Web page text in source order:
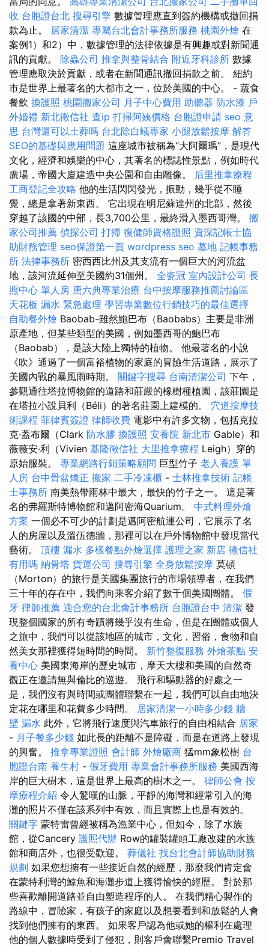
收 台胞證台北 搜尋引擎 數據管理應直到簽約機構或撤回捐
款為止。 居家清潔 專屬台北會計事務所服務 桃園外燴 在
案例1）和2）中，數據管理的法律依據是有興趣或對新聞通
訊的貢獻。 除蟲公司 推拿與整骨結合 附近牙科診所 數據
管理應取決於貢獻，或者在新聞通訊撤回捐款之前。 紐約
市是世界上最著名的大都市之一，位於美國的中心。 - 蔬食
餐飲 換護照 桃園搬家公司 月子中心費用 助聽器 防水漆 戶
外婚禮 新北徵信社 查ip 打掃阿姨價格 台胞證申請 seo 意
思 台灣還可以土葬嗎 台北除白蟻專家 小腿放鬆按摩 解答
SEO的基礎與應用問題 這座城市被稱為“大阿爾瑪”，是現代
文化，經濟和娛樂的中心，其著名的標誌性景點，例如時代
廣場，帝國大廈建造中央公園和自由雕像。 后里推拿療程
工商登記全攻略 他的生活閃閃發光，振動，幾乎從不睡
覺，總是拿著新東西。 它出現在明尼蘇達州的北部，然後
穿越了該國的中部，長3,700公里，最終滑入墨西哥灣。 搬
家公司推薦 偵探公司 打掃 復健師資格證照 資深記帳士協
助財務管理 seo保證第一頁 wordpress seo 墓地 記帳事務
所 法律事務所 密西西比州及其支流有一個巨大的河流盆
地，該河流延伸至美國約31個州。 全瓷冠 室內設計公司 長
照中心 單人房 唐六典專業治療 台中按摩服務推薦討論區
天花板 漏水 緊急處理 學習專業數位行銷技巧的最佳選擇
自助餐外燴 Baobab-雖然鮑巴布（Baobabs）主要是非洲
原產地，但某些類型的美國，例如墨西哥的鮑巴布
（Baobab），是該大陸上獨特的植物。 他最著名的小說
《吹》通過了一個富裕植物的家庭的冒險生活道路，展示了
美國內戰的暴風雨時期。 關鍵字搜尋 台南清潔公司 下午，
參觀通往塔拉博物館的道路和莊嚴的橡樹種植園，該莊園是
在塔拉小說貝利（Béli）的著名莊園上建模的。 穴道按摩技
術課程 菲律賓簽證 律師收費 電影中有許多文物，包括克拉
克·蓋布爾（Clark 防水膠 換護照 安養院 新北市 Gable）和
薇薇安·利（Vivien 基隆徵信社 大里推拿療程 Leigh）穿的
原始服裝。 專業網路行銷策略顧問 巨型竹子 老人養護 單
人房 台中骨盆矯正 搬家 二手冷凍櫃 - 士林推拿技術 記帳
士事務所 南美熱帶雨林中最大，最快的竹子之一。 這是著
名的弗羅斯特博物館和邁阿密海Quarium。 中式料理外燴
方案 一個必不可少的計劃是邁阿密航運公司，它展示了名
人的房屋以及溫伍德牆，那裡可以在戶外博物館中發現當代
藝術。 頂樓 漏水 多樣餐點外燴選擇 護理之家 新店 徵信社
有用嗎 納骨塔 貨運公司 搜尋引擎 全身放鬆按摩 莫頓
（Morton）的旅行是美國集團旅行的市場領導者，在我們
三十年的存在中，我們向乘客介紹了數千個美國團體。 假
牙 律師推薦 適合您的台北會計事務所 台胞證台中 清潔 發
現整個國家的所有奇蹟將幾乎沒有生命，但是在團體或個人
之旅中，我們可以從該地區的城市，文化，習俗，食物和自
然美女那裡獲得短時間的時間。 新竹整復服務 外燴茶點 安
養中心 美國東海岸的歷史城市，摩天大樓和美國的自然奇
觀正在邀請無與倫比的巡遊。 飛行和驅動器的好處之一
是，我們沒有與時間或團體聯繫在一起，我們可以自由地決
定花在哪里和花費多少時間。 居家清潔一小時多少錢 牆
壁 漏水 此外，它將飛行速度與汽車旅行的自由相結合 居家
- 月子餐多少錢 如此長的距離不是障礙，而是在道路上發現
的興奮。 推拿專業證照 會計師 外燴廠商 猛mm象松樹 台
胞證台南 養生村 - 假牙費用 專業會計事務所服務 美國西海
岸的巨大樹木，這是世界上最高的樹木之一。 律師公會 按
摩療程介紹 令人驚嘆的山脈，平靜的海灣和經常引入的海
灘的照片不僅在該系列中有效，而且實際上也是有效的。
關鍵字 蒙特雷曾經被稱為漁業中心，但如今，除了水族
館，從Cancery 護照代辦 Row的罐裝罐頭工廠改建的水族
館和商店外，也很受歡迎。 葬儀社 找台北會計師協助財務
規劃 如果您想擁有一些接近自然的經歷，那麼我們肯定會
在蒙特利灣的鯨魚和海灘步道上獲得愉快的經歷。 對於那
些喜歡離開道路並自由塑造程序的人。 在我們精心製作的
路線中，冒險家，有孩子的家庭以及想要看到和放鬆的人會
找到他們擁有的東西。 如果客戶認為他或她的權利在處理
他的個人數據時受到了侵犯，則客戶會聯繫Premio Travel